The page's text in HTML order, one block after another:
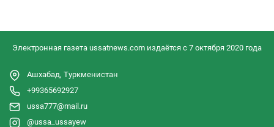
Электронная газета ussatnews.com издаётся с 7 октября 2020 года
Ашхабад, Туркменистан
+99365692927
ussa777@mail.ru
@ussa_ussayew